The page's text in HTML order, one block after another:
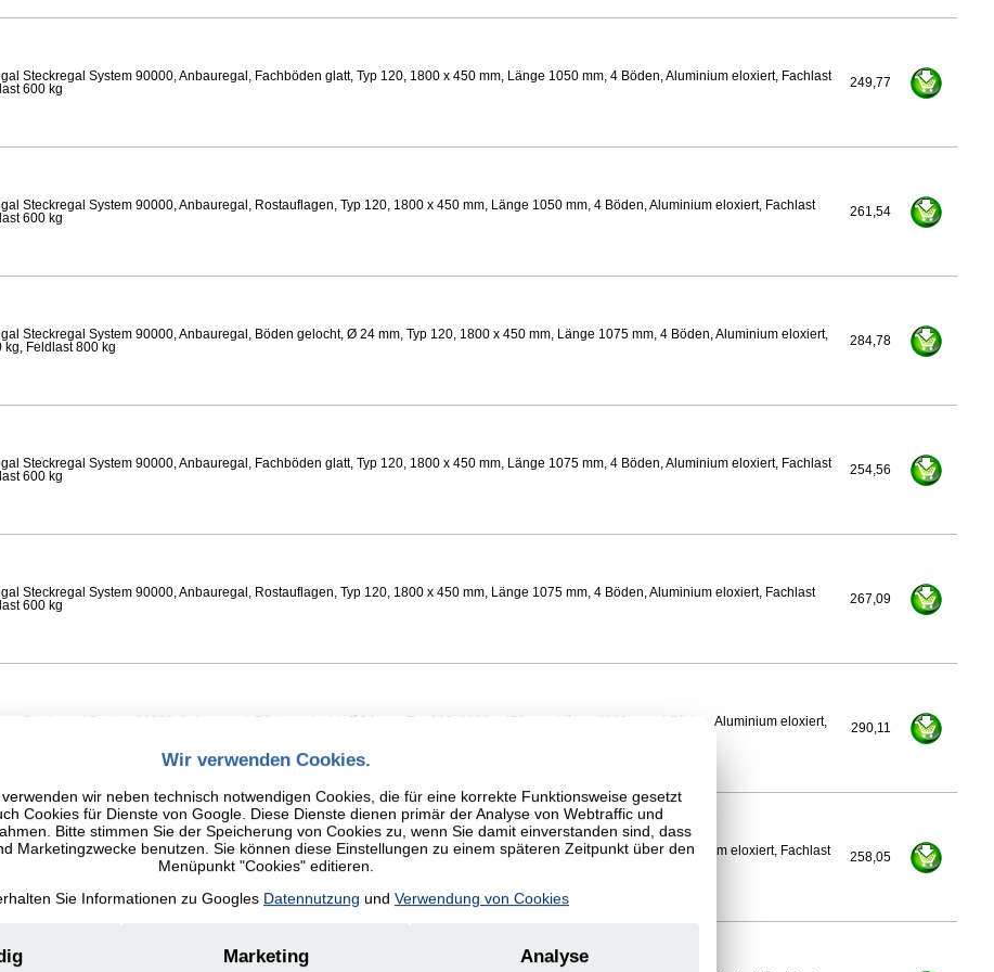
Steckregal System 90000, Anbauregal, Fachböden glatt, Typ 120, 1800 x 450 mm, Länge 1050 mm, 4 Böden, Aluminium eloxiert, Fachlast
600 kg
249,77
Steckregal System 90000, Anbauregal, Rostauflagen, Typ 120, 1800 x 450 mm, Länge 1050 mm, 4 Böden, Aluminium eloxiert, Fachlast
600 kg
261,54
Steckregal System 90000, Anbauregal, Böden gelocht, Ø 24 mm, Typ 120, 1800 x 450 mm, Länge 1075 mm, 4 Böden, Aluminium eloxiert,
kg, Feldlast 800 kg
284,78
Steckregal System 90000, Anbauregal, Fachböden glatt, Typ 120, 1800 x 450 mm, Länge 1075 mm, 4 Böden, Aluminium eloxiert, Fachlast
600 kg
254,56
Steckregal System 90000, Anbauregal, Rostauflagen, Typ 120, 1800 x 450 mm, Länge 1075 mm, 4 Böden, Aluminium eloxiert, Fachlast
600 kg
267,09
Steckregal System 90000, Anbauregal, Böden gelocht, Ø 24 mm, Typ 120, 1800 x 450 mm, Länge 1100 mm, 4 Böden, Aluminium eloxiert,
290,11
Steckregal System 90000, Anbauregal, Fachböden glatt, Typ 120, 1800 x 450 mm, Länge 1100 mm, 4 Böden, Aluminium eloxiert, Fachlast
258,05
Wir verwenden Cookies.
wir neben technisch notwendigen Cookies, die für eine korrekte Funktionsweise gesetzt
Cookies für Dienste von Google. Diese Dienste dienen primär der Analyse von Webtraffic und
Bitte stimmen Sie der Speicherung von Cookies zu, wenn Sie damit einverstanden sind, dass
Marketingzwecke benutzen. Sie können diese Einstellungen zu einem späteren Zeitpunkt über den
Menüpunkt "Cookies" editieren.
Sie Informationen zu Googles Datennutzung und Verwendung von Cookies
Marketing Analyse